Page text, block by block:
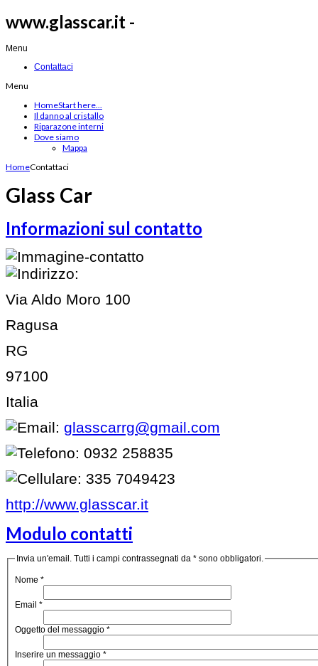
www.glasscar.it -
Menu
Contattaci
Menu
HomeStart here...
Il danno al cristallo
Riparazone interni
Dove siamo
Mappa
HomeContattaci
Glass Car
Informazioni sul contatto
Via Aldo Moro 100
Ragusa
RG
97100
Italia
glasscarrg@gmail.com
0932 258835
335 7049423
http://www.glasscar.it
Modulo contatti
Invia un'email. Tutti i campi contrassegnati da * sono obbligatori.
Nome *
Email *
Oggetto del messaggio *
Inserire un messaggio *